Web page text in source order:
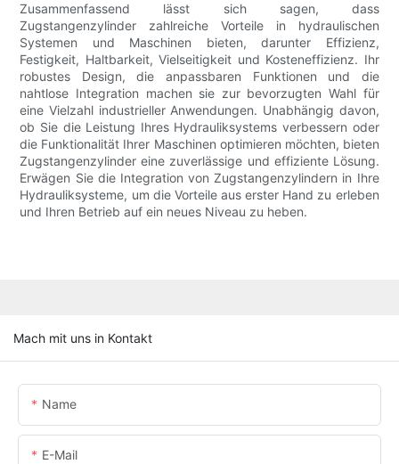
Zusammenfassend lässt sich sagen, dass
Zugstangenzylinder zahlreiche Vorteile in hydraulischen
Systemen und Maschinen bieten, darunter Effizienz,
Festigkeit, Haltbarkeit, Vielseitigkeit und Kosteneffizienz. Ihr
robustes Design, die anpassbaren Funktionen und die
nahtlose Integration machen sie zur bevorzugten Wahl für
eine Vielzahl industrieller Anwendungen. Unabhängig davon,
ob Sie die Leistung Ihres Hydrauliksystems verbessern oder
die Funktionalität Ihrer Maschinen optimieren möchten, bieten
Zugstangenzylinder eine zuverlässige und effiziente Lösung.
Erwägen Sie die Integration von Zugstangenzylindern in Ihre
Hydrauliksysteme, um die Vorteile aus erster Hand zu erleben
und Ihren Betrieb auf ein neues Niveau zu heben.
Mach mit uns in Kontakt
Name
E-Mail